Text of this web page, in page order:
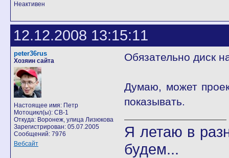
Неактивен
12.12.2008 13:15:11
peter36rus
Хозяин сайта
Настоящее имя: Петр
Мотоцикл(ы): CB-1
Откуда: Воронеж, улица Лизюкова
Зарегистрирован: 05.07.2005
Сообщений: 7976
Вебсайт
Обязательно диск
Думаю, может
показывать.
Я летаю в
будем...